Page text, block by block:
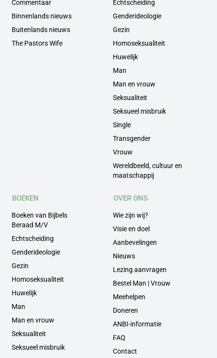
Commentaar
Binnenlands nieuws
Buitenlands nieuws
The Pastors Wife
Echtscheiding
Genderideologie
Gezin
Homoseksualiteit
Huwelijk
Man
Man en vrouw
Seksualiteit
Seksueel misbruik
Single
Transgender
Vrouw
Wereldbeeld, cultuur en
maatschappij
BOEKEN
Boeken van Bijbels
Beraad M/V
Echtscheiding
Genderideologie
Gezin
Homoseksualiteit
Huwelijk
Man
Man en vrouw
Seksualiteit
Seksueel misbruik
OVER ONS
Wie zijn wij?
Visie en doel
Aanbevelingen
Nieuws
Lezing aanvragen
Bestel Man | Vrouw
Meehelpen
Doneren
ANBI-informatie
FAQ
Contact